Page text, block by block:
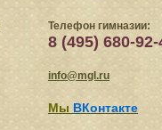
Телефон гимназии:
8 (495) 680-92-
info@mgl.ru
Мы ВКонтакте